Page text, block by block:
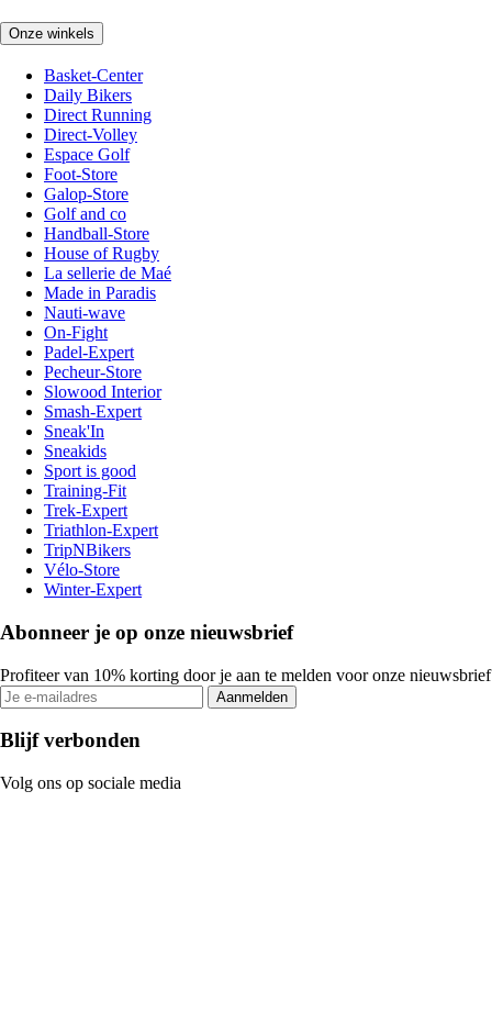
Onze winkels
Basket-Center
Daily Bikers
Direct Running
Direct-Volley
Espace Golf
Foot-Store
Galop-Store
Golf and co
Handball-Store
House of Rugby
La sellerie de Maé
Made in Paradis
Nauti-wave
On-Fight
Padel-Expert
Pecheur-Store
Slowood Interior
Smash-Expert
Sneak'In
Sneakids
Sport is good
Training-Fit
Trek-Expert
Triathlon-Expert
TripNBikers
Vélo-Store
Winter-Expert
Abonneer je op onze nieuwsbrief
Profiteer van 10% korting door je aan te melden voor onze nieuwsbrief
Aanmelden
Blijf verbonden
Volg ons op sociale media